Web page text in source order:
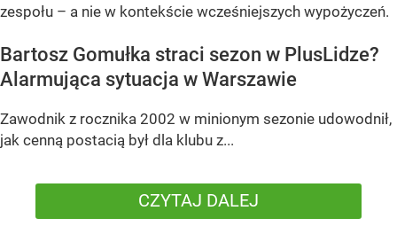
zespołu – a nie w kontekście wcześniejszych wypożyczeń.
Bartosz Gomułka straci sezon w PlusLidze?
Alarmująca sytuacja w Warszawie
Zawodnik z rocznika 2002 w minionym sezonie udowodnił,
jak cenną postacią był dla klubu z...
CZYTAJ DALEJ